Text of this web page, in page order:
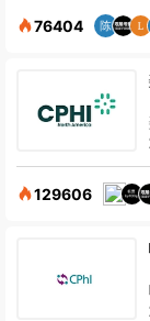
76404
129606